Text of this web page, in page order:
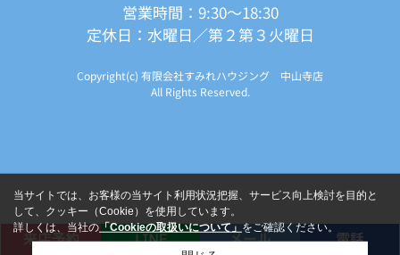
営業時間：9:30～18:30
定休日：水曜日／第２第３火曜日
Copyright(c) 有限会社すみれハウジング 中山寺店
All Rights Reserved.
当サイトでは、お客様の当サイト利用状況把握、サービス向上検討を目的と
して、クッキー（Cookie）を使用しています。
詳しくは、当社の「Cookieの取扱いについて」をご確認ください。